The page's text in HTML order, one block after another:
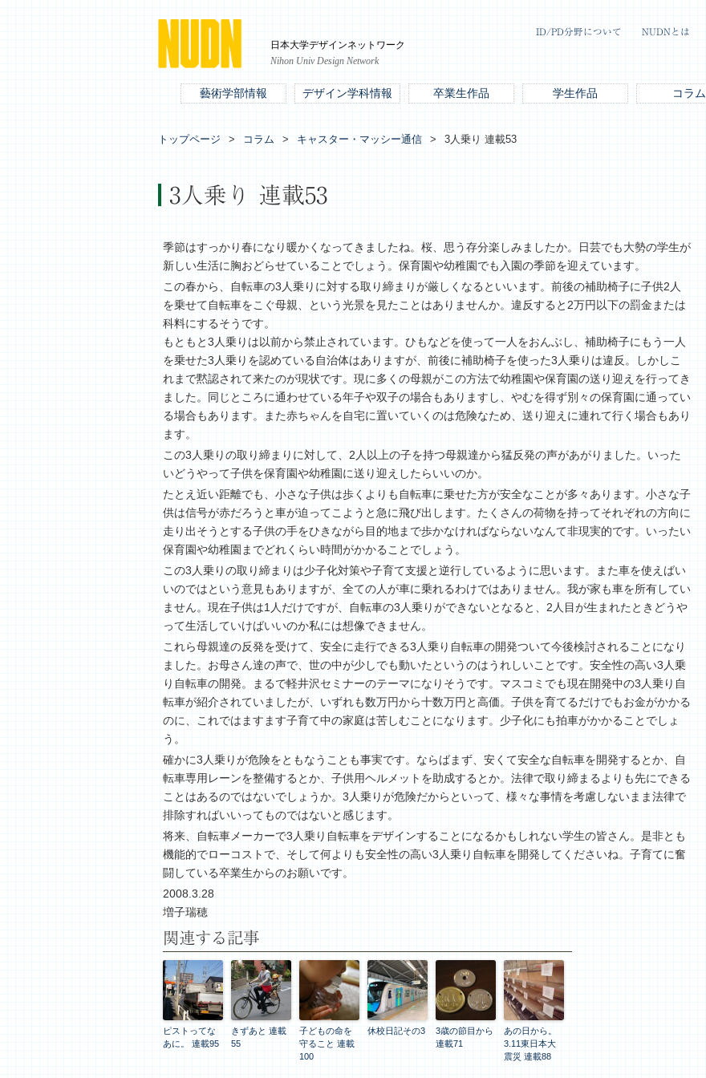
日本大学デザインネットワーク
Nihon Univ Design Network
ID/PD分野について NUDNとは
藝術学部情報 デザイン学科情報 卒業生作品 学生作品 コラム
トップページ コラム キャスター・マッシー通信 3人乗り 連載53
3人乗り 連載53
季節はすっかり春になり暖かくなってきましたね。桜、思う存分楽しみましたか。日芸でも大勢の学生が
新しい生活に胸おどらせていることでしょう。保育園や幼稚園でも入園の季節を迎えています。
この春から、自転車の3人乗りに対する取り締まりが厳しくなるといいます。前後の補助椅子に子供2人
を乗せて自転車をこぐ母親、という光景を見たことはありませんか。違反すると2万円以下の罰金または
科料にするそうです。
もともと3人乗りは以前から禁止されています。ひもなどを使って一人をおんぶし、補助椅子にもう一人
を乗せた3人乗りを認めている自治体はありますが、前後に補助椅子を使った3人乗りは違反。しかしこ
れまで黙認されて来たのが現状です。現に多くの母親がこの方法で幼稚園や保育園の送り迎えを行ってき
ました。同じところに通わせている年子や双子の場合もありますし、やむを得ず別々の保育園に通ってい
る場合もあります。また赤ちゃんを自宅に置いていくのは危険なため、送り迎えに連れて行く場合もあり
ます。
この3人乗りの取り締まりに対して、2人以上の子を持つ母親達から猛反発の声があがりました。いった
いどうやって子供を保育園や幼稚園に送り迎えしたらいいのか。
たとえ近い距離でも、小さな子供は歩くよりも自転車に乗せた方が安全なことが多々あります。小さな子
供は信号が赤だろうと車が迫ってこようと急に飛び出します。たくさんの荷物を持ってそれぞれの方向に
走り出そうとする子供の手をひきながら目的地まで歩かなければならないなんて非現実的です。いったい
保育園や幼稚園までどれくらい時間がかかることでしょう。
この3人乗りの取り締まりは少子化対策や子育て支援と逆行しているように思います。また車を使えばい
いのではという意見もありますが、全ての人が車に乗れるわけではありません。我が家も車を所有してい
ません。現在子供は1人だけですが、自転車の3人乗りができないとなると、2人目が生まれたときどうや
って生活していけばいいのか私には想像できません。
これら母親達の反発を受けて、安全に走行できる3人乗り自転車の開発ついて今後検討されることになり
ました。お母さん達の声で、世の中が少しでも動いたというのはうれしいことです。安全性の高い3人乗
り自転車の開発。まるで軽井沢セミナーのテーマになりそうです。マスコミでも現在開発中の3人乗り自
転車が紹介されていましたが、いずれも数万円から十数万円と高価。子供を育てるだけでもお金がかかる
のに、これではますます子育て中の家庭は苦しむことになります。少子化にも拍車がかかることでしょ
う。
確かに3人乗りが危険をともなうことも事実です。ならばまず、安くて安全な自転車を開発するとか、自
転車専用レーンを整備するとか、子供用ヘルメットを助成するとか。法律で取り締まるよりも先にできる
ことはあるのではないでしょうか。3人乗りが危険だからといって、様々な事情を考慮しないまま法律で
排除すればいいってものではないと感じます。
将来、自転車メーカーで3人乗り自転車をデザインすることになるかもしれない学生の皆さん。是非とも
機能的でローコストで、そして何よりも安全性の高い3人乗り自転車を開発してくださいね。子育てに奮
闘している卒業生からのお願いです。
2008.3.28
増子瑞穂
関連する記事
ピストってな
あに。 連載95
きずあと 連載
55
子どもの命を
守ること 連載
100
休校日記その3
3歳の節目から
連載71
あの日から。
3.11東日本大
震災 連載88